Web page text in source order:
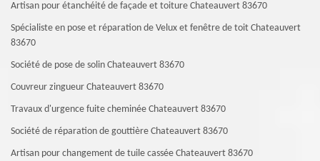
Artisan pour étanchéité de façade et toiture Chateauvert 83670
Spécialiste en pose et réparation de Velux et fenêtre de toit Chateauvert
83670
Société de pose de solin Chateauvert 83670
Couvreur zingueur Chateauvert 83670
Travaux d'urgence fuite cheminée Chateauvert 83670
Société de réparation de gouttière Chateauvert 83670
Artisan pour changement de tuile cassée Chateauvert 83670